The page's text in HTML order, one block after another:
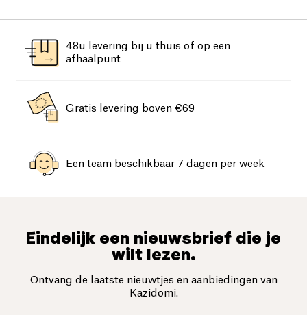
48u levering bij u thuis of op een
afhaalpunt
Gratis levering boven €69
Een team beschikbaar 7 dagen per week
Eindelijk een nieuwsbrief die je
wilt lezen.
Ontvang de laatste nieuwtjes en aanbiedingen van
Kazidomi.